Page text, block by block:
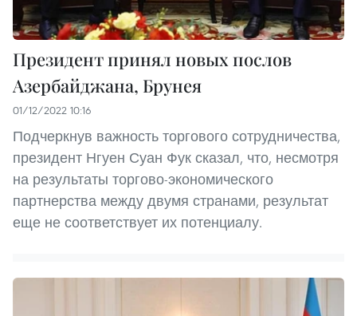
Президент принял новых послов
Азербайджана, Брунея
01/12/2022 10:16
Подчеркнув важность торгового сотрудничества,
президент Нгуен Суан Фук сказал, что, несмотря
на результаты торгово-экономического
партнерства между двумя странами, результат
еще не соответствует их потенциалу.